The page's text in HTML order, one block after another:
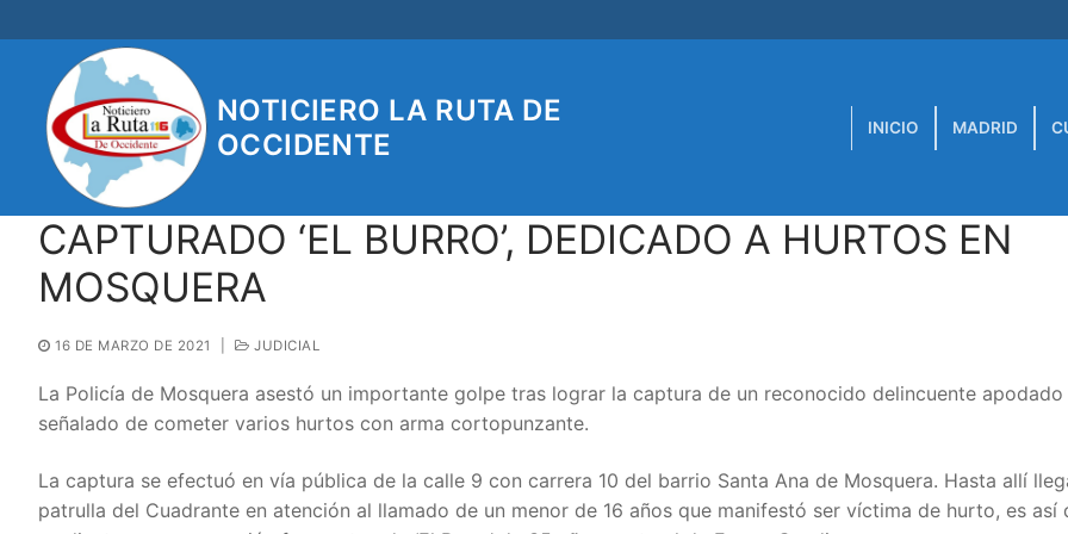
al
contenido
NOTICIERO LA RUTA DE
OCCIDENTE
INICIO MADRID
CAPTURADO ‘EL BURRO’, DEDICADO A HURTOS EN
MOSQUERA
16 DE MARZO DE 2021 JUDICIAL
La Policía de Mosquera asestó un importante golpe tras lograr la captura de un reconocido delincuente apodado
señalado de cometer varios hurtos con arma cortopunzante.
La captura se efectuó en vía pública de la calle 9 con carrera 10 del barrio Santa Ana de Mosquera. Hasta allí
patrulla del Cuadrante en atención al llamado de un menor de 16 años que manifestó ser víctima de hurto, es así